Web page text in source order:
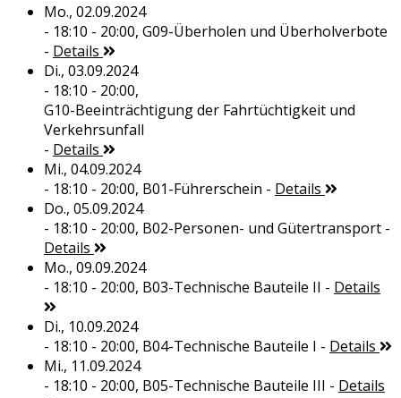
Mo., 02.09.2024
- 18:10 - 20:00, G09-Überholen und Überholverbote
- Details
Di., 03.09.2024
- 18:10 - 20:00,
G10-Beeinträchtigung der Fahrtüchtigkeit und
Verkehrsunfall
- Details
Mi., 04.09.2024
- 18:10 - 20:00, B01-Führerschein - Details
Do., 05.09.2024
- 18:10 - 20:00, B02-Personen- und Gütertransport-
Details
Mo., 09.09.2024
- 18:10 - 20:00, B03-Technische Bauteile II - Details
Di., 10.09.2024
- 18:10 - 20:00, B04-Technische Bauteile I - Details
Mi., 11.09.2024
- 18:10 - 20:00, B05-Technische Bauteile III - Details